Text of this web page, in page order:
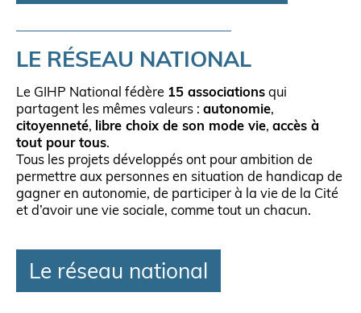
LE RÉSEAU NATIONAL
Le GIHP National fédère 15 associations qui
partagent les mêmes valeurs : autonomie,
citoyenneté, libre choix de son mode vie, accès à
tout pour tous.
Tous les projets développés ont pour ambition de
permettre aux personnes en situation de handicap de
gagner en autonomie, de participer à la vie de la Cité
et d’avoir une vie sociale, comme tout un chacun.
Le réseau national